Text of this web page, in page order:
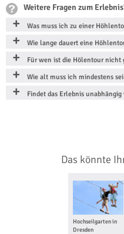
Weitere Fragen zum
Was muss ich zu einer
Wie lange dauert eine
Für wen ist die Hölentour nicht
Wie alt muss ich mindestens
Findet das Erlebnis unabhängig
Das könnte
Hochseilgarten in
Dresden